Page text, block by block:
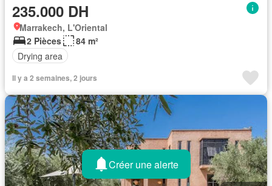
235.000 DH
Marrakech, L'Oriental
2 Pièces
84 m²
Drying area
Il y a 2 semaines, 2 jours
Créer une alerte